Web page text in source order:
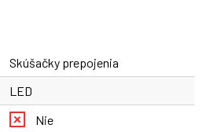
Skúšačky prepojenia
LED
Nie